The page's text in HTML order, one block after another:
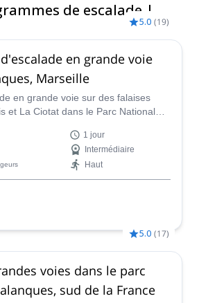
d'escalade ! Comparez et
pour votre programme sur Explore-
guides, plus de 70 pays et plus de
à choisir. Faites votre choix parmi
d'escalade à Cassis. La
!
de escalade |
5.0 (19)
en grande voie
Marseille
en grande voie sur des falaises
et La Ciotat dans le Parc National
sur des falaises de calcaire
sur la Méditerranée ! Explorez
d'escalade du sud de la France,
1 jour
Intermédiaire
Haut
5.0 (17)
voies dans le parc
sud de la France